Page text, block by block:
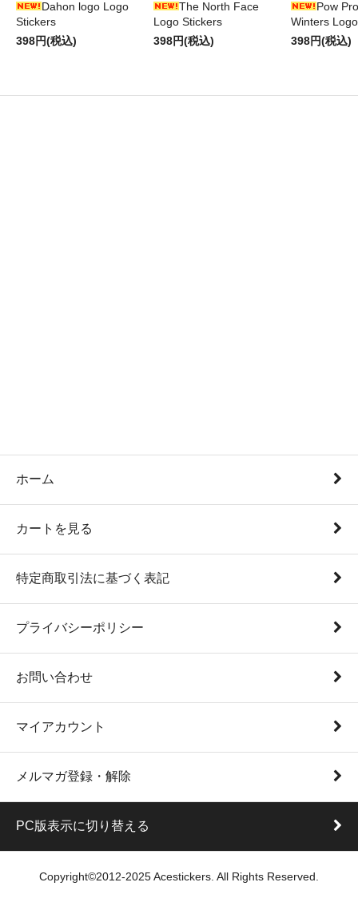
Dahon logo Logo
Stickers
398円(税込)
The North Face
Logo Stickers
398円(税込)
Pow
Winters
398円(税込)
ホーム
カートを見る
特定商取引法に基づく表記
プライバシーポリシー
お問い合わせ
マイアカウント
メルマガ登録・解除
PC版表示に切り替える
Copyright©2012-2025 Acestickers. All Rights Reserved.